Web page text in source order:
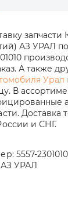
запчасти
АЗ УРАЛ
А также
В
Доставка
и СНГ.
5557-2301010
АЗ УРАЛ